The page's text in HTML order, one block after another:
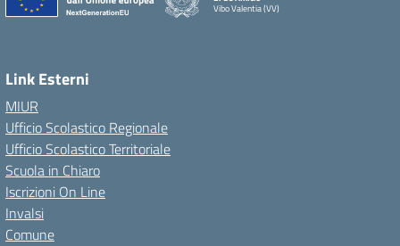
Vibo Valentia (VV)
Link Esterni
MIUR
Ufficio Scolastico Regionale
Ufficio Scolastico Territoriale
Scuola in Chiaro
Iscrizioni On Line
Invalsi
Comune